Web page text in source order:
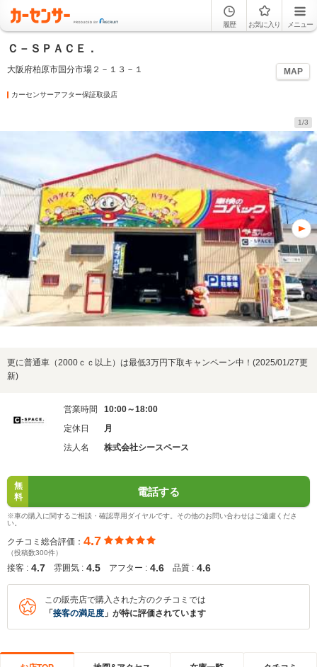
履歴 お気に入り メニュー
Ｃ－ＳＰＡＣＥ．
大阪府柏原市国分市場２－１３－１ MAP
カーセンサーアフター保証取扱店
1/3
更に普通車（2000ｃｃ以上）は最低3万円下取キャンペーン中！(2025/01/27更
新)
営業時間
10:00～18:00
定休日
月
法人名
株式会社シースペース
無
料
電話する
※車の購入に関するご相談・確認専用ダイヤルです。その他のお問い合わせはご遠慮くださ
い。
クチコミ総合評価： 4.7
（投稿数300件）
接客 : 4.7 雰囲気 : 4.5 アフター : 4.6 品質 : 4.6
この販売店で購入された方のクチコミでは
「 接客の満足度 」が特に評価されています